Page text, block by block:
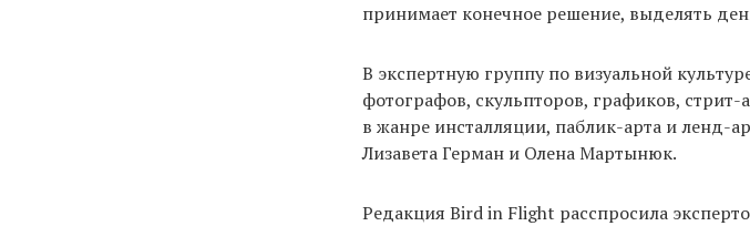
принимает конечное решение, выделять
В экспертную группу по визуальной
фотографов, скульпторов, графиков,
в жанре инсталляции, паблик-арта и ленд-
Лизавета Герман и Олена Мартынюк.
Редакция Bird in Flight расспросила